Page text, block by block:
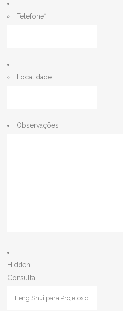
Telefone*
Localidade
Observações
Hidden
Consulta